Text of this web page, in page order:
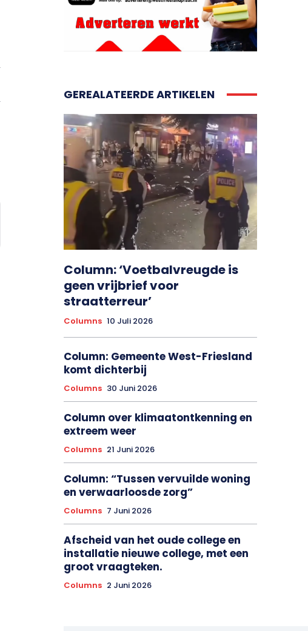
GEREALATEERDE ARTIKELEN
Column: ‘Voetbalvreugde is
geen vrijbrief voor
straatterreur’
Columns 10 Juli 2026
Column: Gemeente West-Friesland
komt dichterbij
Columns 30 Juni 2026
Column over klimaatontkenning en
extreem weer
Columns 21 Juni 2026
Column: “Tussen vervuilde woning
en verwaarloosde zorg”
Columns 7 Juni 2026
Afscheid van het oude college en
installatie nieuwe college, met een
groot vraagteken.
Columns 2 Juni 2026